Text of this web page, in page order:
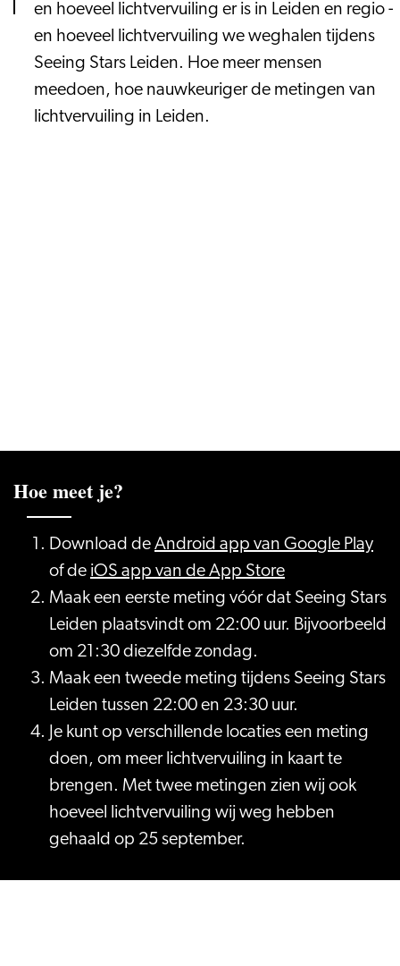
en hoeveel lichtvervuiling er is in Leiden en regio -
en hoeveel lichtvervuiling we weghalen tijdens
Seeing Stars Leiden. Hoe meer mensen
meedoen, hoe nauwkeuriger de metingen van
lichtvervuiling in Leiden.
Hoe meet je?
Download de Android app van Google Play
of de iOS app van de App Store
Maak een eerste meting vóór dat Seeing Stars
Leiden plaatsvindt om 22:00 uur. Bijvoorbeeld
om 21:30 diezelfde zondag.
Maak een tweede meting tijdens Seeing Stars
Leiden tussen 22:00 en 23:30 uur.
Je kunt op verschillende locaties een meting
doen, om meer lichtvervuiling in kaart te
brengen. Met twee metingen zien wij ook
hoeveel lichtvervuiling wij weg hebben
gehaald op 25 september.